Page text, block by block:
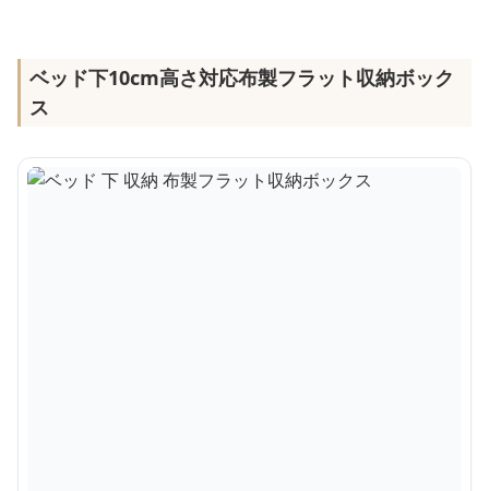
ベッド下10cm高さ対応布製フラット収納ボック
ス